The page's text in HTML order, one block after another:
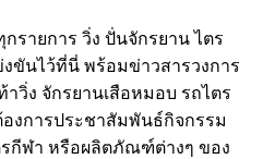
รายการ วิ่ง ปั่นจักรยาน ไตร
ขันไว้ที่นี่ พร้อมข่าวสารวงการ
าวิ่ง จักรยานเสือหมอบ รถไตร
งการประชาสัมพันธ์กิจกรรม
กีฬา หรือผลิตภัณฑ์ต่างๆ ของ